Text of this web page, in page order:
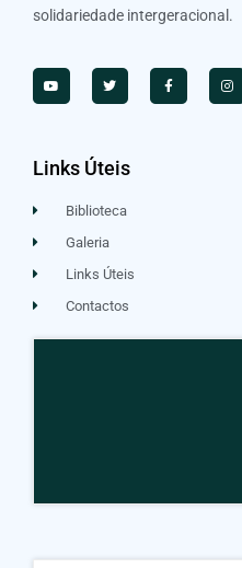
solidariedade intergeracional.
Links Úteis
Biblioteca
Galeria
Links Úteis
Contactos